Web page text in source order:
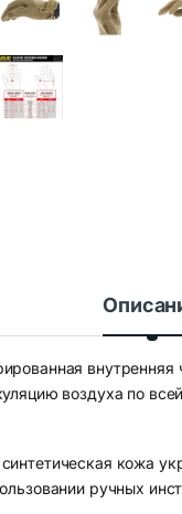
воздуха по
кожа
ручных